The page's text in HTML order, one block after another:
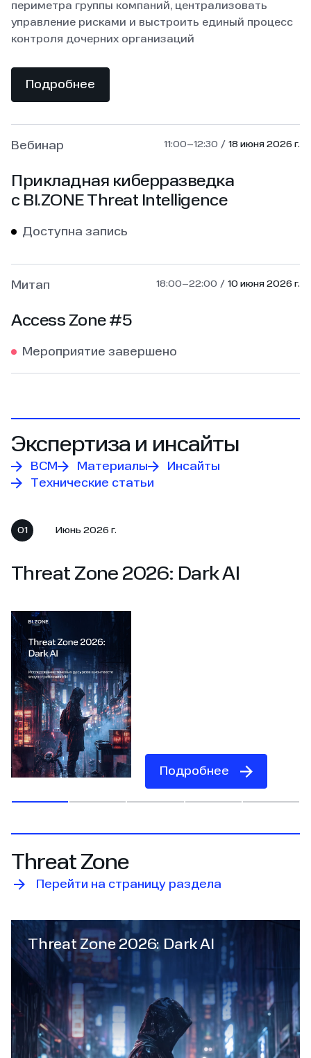
периметра группы компаний, централизовать
управление рисками и выстроить единый процесс
контроля дочерних организаций
Подробнее
Прикладная киберразведка
с BI.ZONE Threat Intelligence
Доступна запись
Вебинар 18 июня 2026 г.
11:00–12:30
Access Zone #5
Мероприятие завершено
Митап 10 июня 2026 г.
18:00–22:00
Экспертиза и инсайты
BCM Материалы
Инсайты
Технические статьи
01 Июнь 2026 г.
Threat Zone 2026: Dark AI
Подробнее
Threat Zone
Перейти на страницу раздела
Threat Zone 2026: Dark AI